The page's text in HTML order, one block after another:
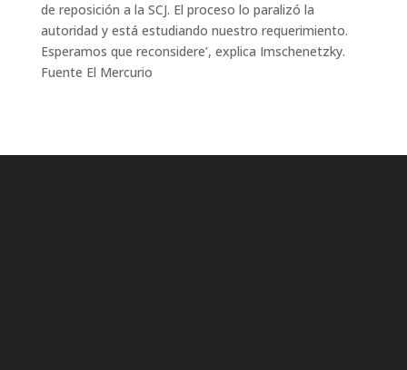
de reposición a la SCJ. El proceso lo paralizó la
autoridad y está estudiando nuestro requerimiento.
Esperamos que reconsidere’, explica Imschenetzky.
Fuente El Mercurio